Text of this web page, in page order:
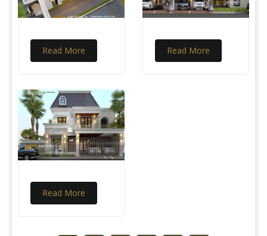
Read More Read More
Read More